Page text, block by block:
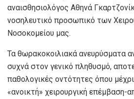
αναισθησιολόγος Αθηνά
νοσηλευτικό προσωπικό των
Νοσοκομείου μας.
Τα θωρακοκοιλιακά ανευρύσματα αν
συχνά στον γενικό πληθυσμό,
παθολογικές οντότητες όπου
«ανοικτή» χειρουργική επέμβαση-